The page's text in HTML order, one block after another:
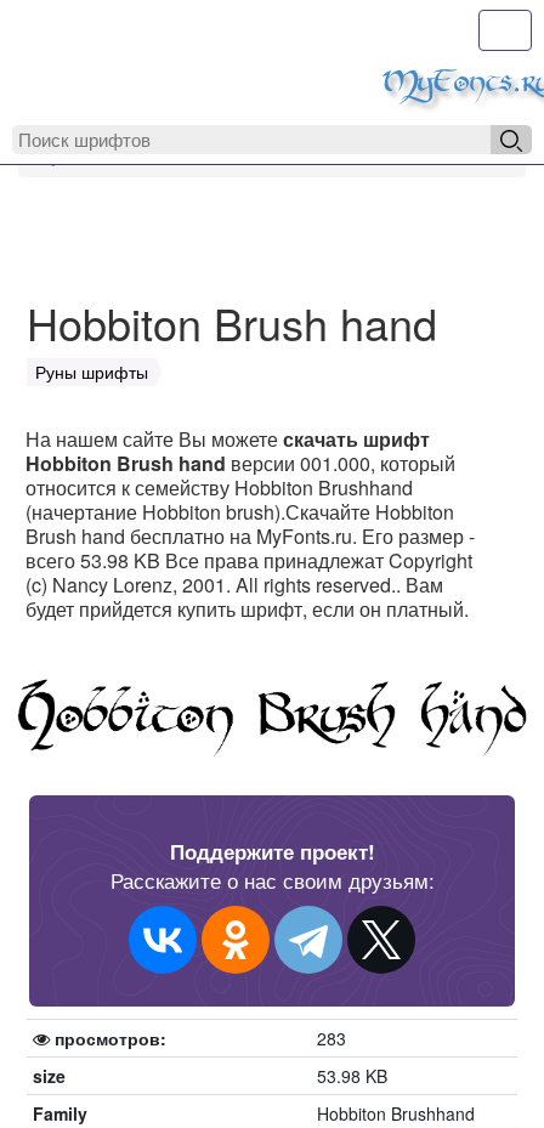
MyFonts.ru
Hobbiton Brush hand
Руны шрифты
На нашем сайте Вы можетескачать шрифт
Hobbiton Brush hand версии 001.000, который
относится к семейству Hobbiton Brushhand
(начертание Hobbiton brush).Скачайте Hobbiton
Brush hand бесплатно на MyFonts.ru. Его размер -
всего 53.98 KB Все права принадлежат Copyright
(c) Nancy Lorenz, 2001. All rights reserved.. Вам
будет прийдется купить шрифт, если он платный.
Поддержите проект!
Расскажите о нас своим друзьям:
просмотров:
283
size
53.98 KB
Family
Hobbiton Brushhand